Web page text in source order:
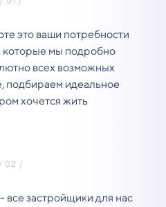
это ваши потребности
которые мы подробно
всех возможных
подбираем идеальное
хочется жить
все застройщики для нас